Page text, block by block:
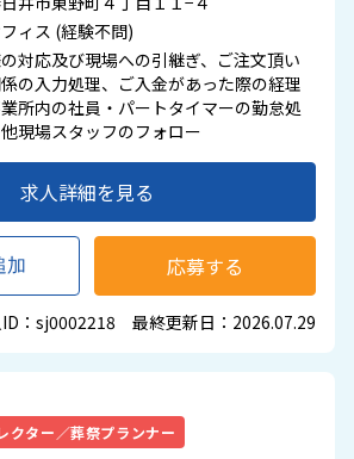
ィス (経験不問)
対応及び現場への引継ぎ、ご注文頂い
の入力処理、ご入金があった際の経理
所内の社員・パートタイマーの勤怠処
現場スタッフのフォロー
求人詳細を見る
加 応募する
：sj0002218 最終更新日：2026.07.29
クター／葬祭プランナー